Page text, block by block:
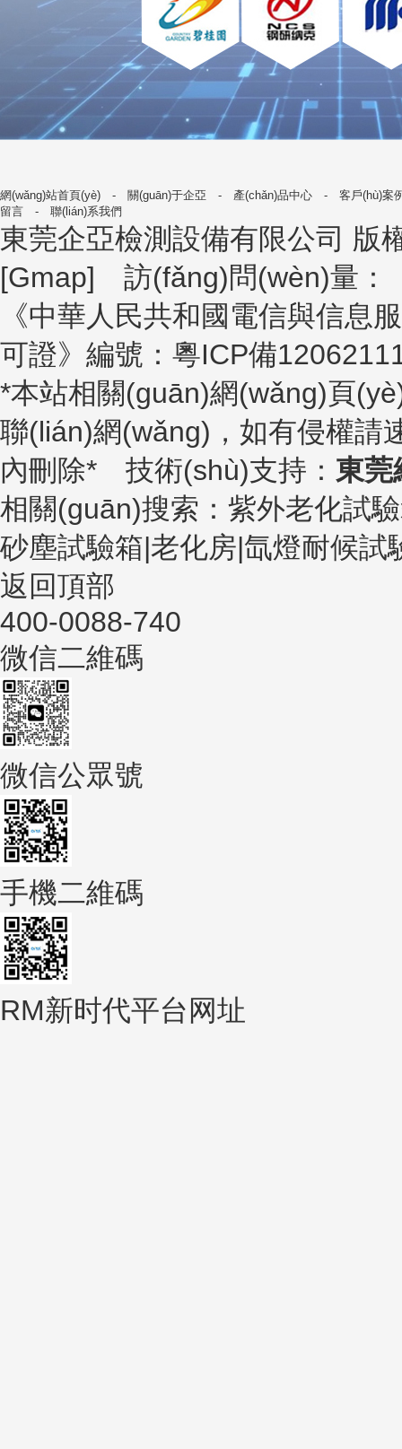
網(wǎng)站首頁(yè) - 關(guān)于企亞 - 產(chǎn)品中心 - 客戶(hù)案
留言 - 聯(lián)系我們
東莞企亞檢測設備有限公司 版
[Gmap] 訪(fǎng)問(wèn)量：
《中華人民共和國電信與信息
可證》編號： 粵ICP備
*本站相關(guān)網(wǎng)頁
聯(lián)網(wǎng)，如有侵權請
內刪除* 技術(shù)支持： 東
相關(guān)搜索：紫外老化試
砂塵試驗箱|老化房|氙燈耐候
返回頂部
400-0088-740
微信二維碼
微信公眾號
手機二維碼
RM新时代平台网址